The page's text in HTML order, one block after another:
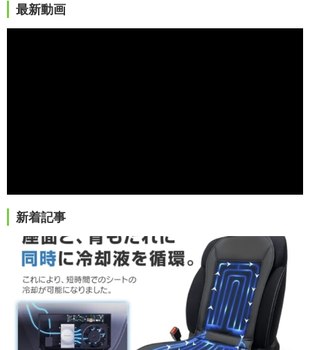
最新動画
新着記事